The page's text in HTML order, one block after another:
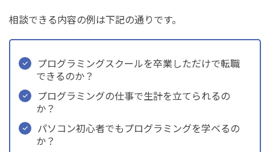
相談できる内容の例は下記の通りです。
プログラミングスクールを卒業しただけで転職
できるのか？
プログラミングの仕事で生計を立てられるの
か？
パソコン初心者でもプログラミングを学べるの
か？